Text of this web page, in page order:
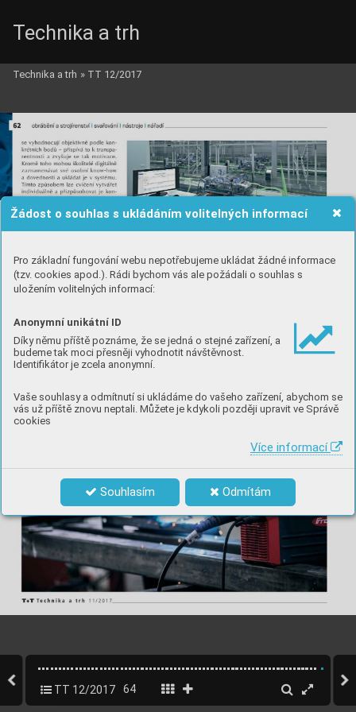
Žádost o souhlas s ukládáním volitelných informací
Pro základní fungování webu nepotřebujeme ukládat žádné informace
(tzv. cookies apod.). Rádi bychom vás ale požádali o souhlas s
uložením volitelných informací:
Anonymní unikátní ID
Díky němu příště poznáme, že se jedná o stejné zařízení, a
budeme tak moci přesněji vyhodnotit návštěvnost.
Identifikátor je zcela anonymní.
Vaše souhlasy a odmítnutí si ukládáme do vašeho zařízení, abychom se
vás už příště znovu neptali. Můžete je kdykoli později upravit ve Správě
cookies
Více informací
Souhlasím Odmítám
Technika a trh
Technika a trh » TT 12/2017
TT 12/2017 64